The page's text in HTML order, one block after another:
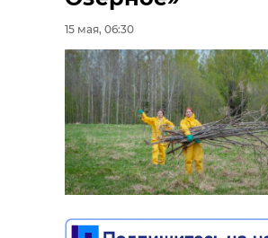
15 мая, 06:30